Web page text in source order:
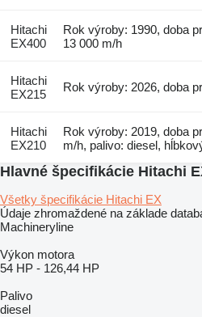
Hitachi
EX400
Rok výroby: 1990, doba
13 000 m/h
Hitachi
EX215
Rok výroby: 2026, doba
Hitachi
EX210
Rok výroby: 2019, doba
m/h, palivo: diesel,
Hlavné špecifikácie Hitachi
Všetky špecifikácie Hitachi EX
Údaje zhromaždené na základe
Machineryline
Výkon motora
54 HP - 126,44 HP
Palivo
diesel